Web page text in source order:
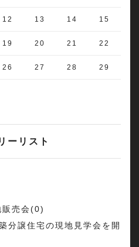
12 13 14 15
19 20 21 22
26 27 28 29
ーリスト
販売会(0)
分譲住宅の現地見学会を開